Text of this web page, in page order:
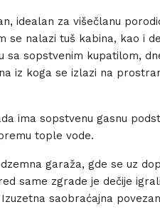
idealan za višečlanu
se nalazi tuš kabina, kao i
sa sopstvenim kupatilom,
iz koga se izlazi na
ima sopstvenu gasnu
tople vode.
garaža, gde se uz
same zgrade je dečije
saobraćajna